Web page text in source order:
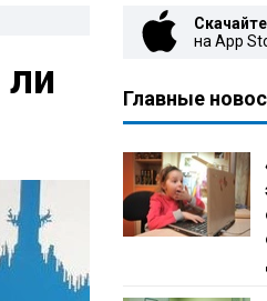
на App
Главные